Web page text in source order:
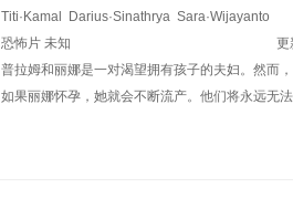
Titi·Kamal Darius·Sinathrya Sara·Wijayanto
恐怖片 未知
更
普拉姆和丽娜是一对渴望拥有孩子的夫妇。然而
如果丽娜怀孕，她就会不断流产。他们将永远无